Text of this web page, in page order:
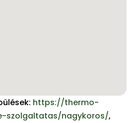
https://thermo-
szolgaltatas/nagykoros/,